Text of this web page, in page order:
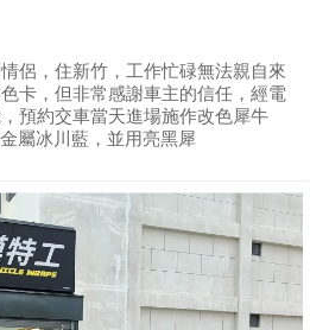
侶，住新竹，工作忙碌無法親自來
卡，但非常感謝車主的信任，經電
預約交車當天進場施作改色犀牛
屬冰川藍，並用亮黑犀